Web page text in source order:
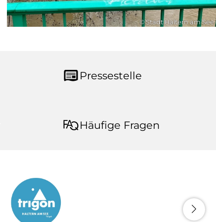
© Stadt Haltern am See
Pressestelle
Häufige Fragen